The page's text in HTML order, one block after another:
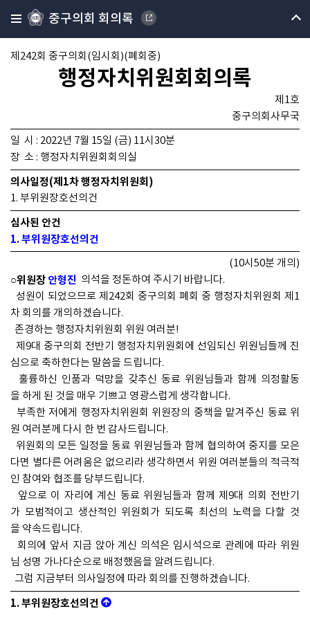
중구의회 회의록
제242회 중구의회(임시회)(폐회중)
행정자치위원회회의록
제1호
중구의회사무국
일 시 : 2022년 7월 15일 (금) 11시30분
장 소 : 행정자치위원회회의실
의사일정(제1차 행정자치위원회)
1. 부위원장호선의건
심사된 안건
1. 부위원장호선의건
(10시50분 개의)
○위원장 안형진 의석을 정돈하여 주시기 바랍니다.
성원이 되었으므로 제242회 중구의회 폐회 중 행정자치위원회 제1
차 회의를 개의하겠습니다.
존경하는 행정자치위원회 위원 여러분!
제9대 중구의회 전반기 행정자치위원회에 선임되신 위원님들께 진
심으로 축하한다는 말씀을 드립니다.
훌륭하신 인품과 덕망을 갖추신 동료 위원님들과 함께 의정활동
을 하게 된 것을 매우 기쁘고 영광스럽게 생각합니다.
부족한 저에게 행정자치위원회 위원장의 중책을 맡겨주신 동료 위
원 여러분께 다시 한 번 감사드립니다.
위원회의 모든 일정을 동료 위원님들과 함께 협의하여 중지를 모은
다면 별다른 어려움은 없으리라 생각하면서 위원 여러분들의 적극적
인 참여와 협조를 당부드립니다.
앞으로 이 자리에 계신 동료 위원님들과 함께 제9대 의회 전반기
가 모범적이고 생산적인 위원회가 되도록 최선의 노력을 다할 것
을 약속드립니다.
회의에 앞서 지금 앉아 계신 의석은 임시석으로 관례에 따라 위원
님 성명 가나다순으로 배정했음을 알려드립니다.
그럼 지금부터 의사일정에 따라 회의를 진행하겠습니다.
1. 부위원장호선의건